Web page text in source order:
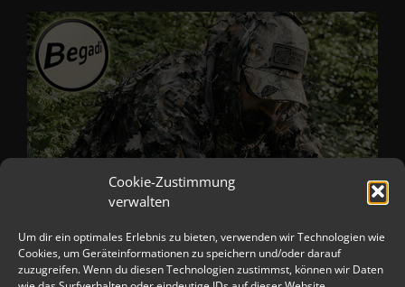
Cookie-Zustimmung
verwalten
Um dir ein optimales Erlebnis zu bieten, verwenden wir Technologien wie
Cookies, um Geräteinformationen zu speichern und/oder darauf
zuzugreifen. Wenn du diesen Technologien zustimmst, können wir Daten